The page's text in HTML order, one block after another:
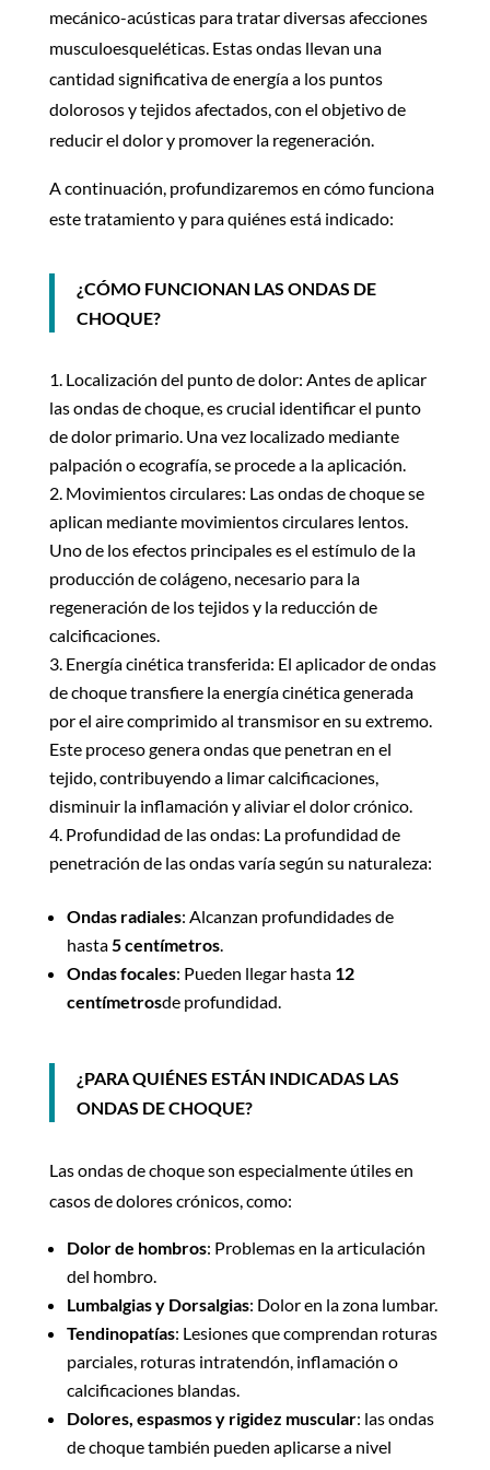
mecánico-acústicas para tratar diversas afecciones
musculoesqueléticas. Estas ondas llevan una
cantidad significativa de energía a los puntos
dolorosos y tejidos afectados, con el objetivo de
reducir el dolor y promover la regeneración.
A continuación, profundizaremos en cómo funciona
este tratamiento y para quiénes está indicado:
¿CÓMO FUNCIONAN LAS ONDAS DE
CHOQUE?
Localización del punto de dolor: Antes de aplicar
las ondas de choque, es crucial identificar el punto
de dolor primario. Una vez localizado mediante
palpación o ecografía, se procede a la aplicación.
Movimientos circulares: Las ondas de choque se
aplican mediante movimientos circulares lentos.
Uno de los efectos principales es el estímulo de la
producción de colágeno, necesario para la
regeneración de los tejidos y la reducción de
calcificaciones.
Energía cinética transferida: El aplicador de ondas
de choque transfiere la energía cinética generada
por el aire comprimido al transmisor en su extremo.
Este proceso genera ondas que penetran en el
tejido, contribuyendo a limar calcificaciones,
disminuir la inflamación y aliviar el dolor crónico.
Profundidad de las ondas: La profundidad de
penetración de las ondas varía según su naturaleza:
Ondas radiales: Alcanzan profundidades de
hasta 5 centímetros.
Ondas focales: Pueden llegar hasta 12
centímetrosde profundidad.
¿PARA QUIÉNES ESTÁN INDICADAS LAS
ONDAS DE CHOQUE?
Las ondas de choque son especialmente útiles en
casos de dolores crónicos, como:
Dolor de hombros: Problemas en la articulación
del hombro.
Lumbalgias y Dorsalgias: Dolor en la zona lumbar.
Tendinopatías: Lesiones que comprendan roturas
parciales, roturas intratendón, inflamación o
calcificaciones blandas.
Dolores, espasmos y rigidez muscular: las ondas
de choque también pueden aplicarse a nivel